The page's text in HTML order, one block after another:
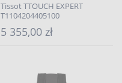
Tissot TTOUCH EXPERT
T1104204405100
5 355,00 zł